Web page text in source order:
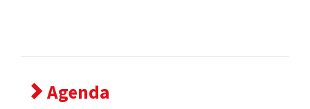
Agenda